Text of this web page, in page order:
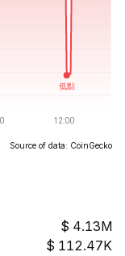
Source of data: CoinGecko
4.13M
112.47K